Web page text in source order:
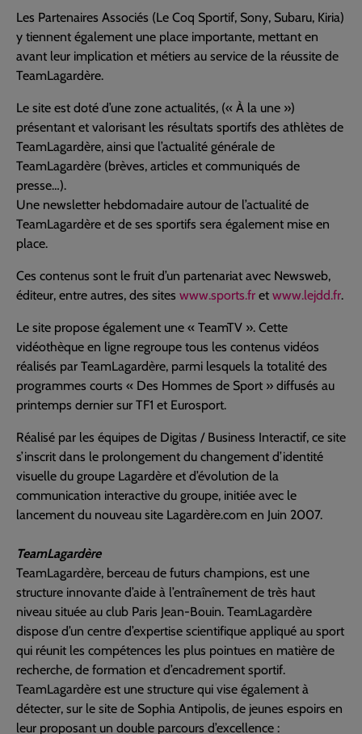
Les Partenaires Associés (Le Coq Sportif, Sony, Subaru, Kiria)
y tiennent également une place importante, mettant en
avant leur implication et métiers au service de la réussite de
TeamLagardère.
Le site est doté d’une zone actualités, (« À la une »)
présentant et valorisant les résultats sportifs des athlètes de
TeamLagardère, ainsi que l’actualité générale de
TeamLagardère (brèves, articles et communiqués de
presse…).
Une newsletter hebdomadaire autour de l’actualité de
TeamLagardère et de ses sportifs sera également mise en
place.
Ces contenus sont le fruit d’un partenariat avec Newsweb,
éditeur, entre autres, des sites www.sports.fr et www.lejdd.fr.
Le site propose également une « TeamTV ». Cette
vidéothèque en ligne regroupe tous les contenus vidéos
réalisés par TeamLagardère, parmi lesquels la totalité des
programmes courts « Des Hommes de Sport » diffusés au
printemps dernier sur TF1 et Eurosport.
Réalisé par les équipes de Digitas / Business Interactif, ce site
s’inscrit dans le prolongement du changement d’identité
visuelle du groupe Lagardère et d’évolution de la
communication interactive du groupe, initiée avec le
lancement du nouveau site Lagardère.com en Juin 2007.
TeamLagardère
TeamLagardère, berceau de futurs champions, est une
structure innovante d’aide à l’entraînement de très haut
niveau située au club Paris Jean-Bouin. TeamLagardère
dispose d’un centre d’expertise scientifique appliqué au sport
qui réunit les compétences les plus pointues en matière de
recherche, de formation et d’encadrement sportif.
TeamLagardère est une structure qui vise également à
détecter, sur le site de Sophia Antipolis, de jeunes espoirs en
leur proposant un double parcours d’excellence :